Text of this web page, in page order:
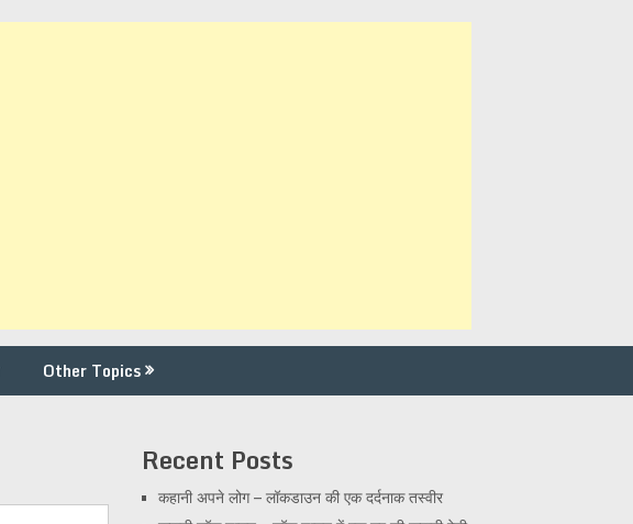
Other Topics
Recent Posts
कहानी अपने लोग – लॉकडाउन की एक दर्दनाक तस्वीर